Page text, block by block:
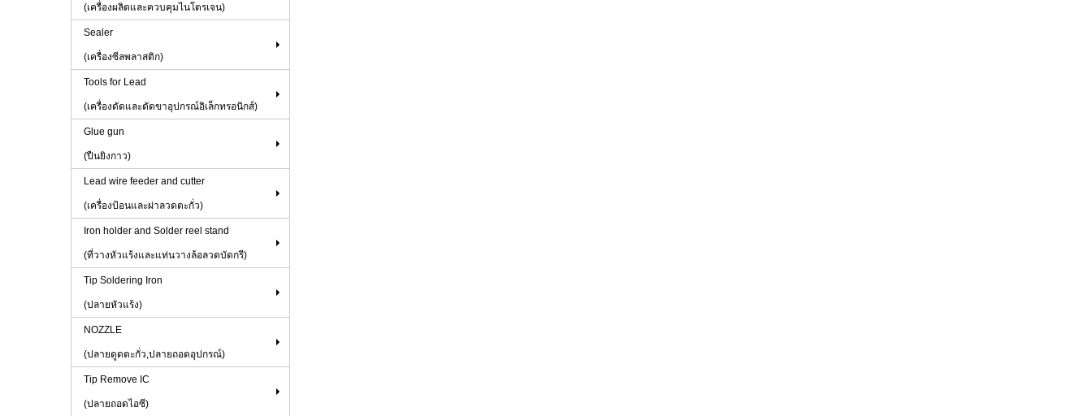
(เครื่องผลิตและควบคุมไนโตรเจน)
Sealer
(เครื่องซีลพลาสติก)
Tools for Lead
(เครื่องดัดและตัดขาอุปกรณ์อิเล็กทรอนิกส์)
Glue gun
(ปืนยิงกาว)
Lead wire feeder and cutter
(เครื่องป้อนและผ่าลวดตะกั่ว)
Iron holder and Solder reel stand
(ที่วางหัวแร้งและแท่นวางล้อลวดบัดกรี)
Tip Soldering Iron
(ปลายหัวแร้ง)
NOZZLE
(ปลายดูดตะกั่ว,ปลายถอดอุปกรณ์)
Tip Remove IC
(ปลายถอดไอซี)